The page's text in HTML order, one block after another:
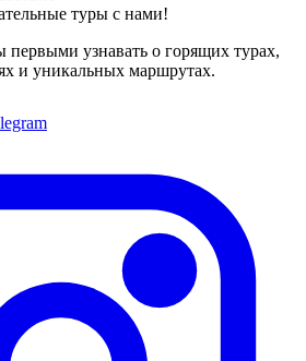
туры с нами!
первыми узнавать о горящих турах,
и уникальных маршрутах.